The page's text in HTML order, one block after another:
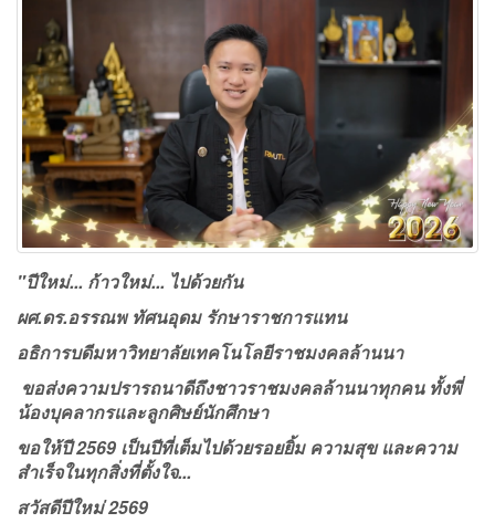
"ปีใหม่... ก้าวใหม่... ไปด้วยกัน
ผศ.ดร.อรรณพ ทัศนอุดม รักษาราชการแทน
อธิการบดีมหาวิทยาลัยเทคโนโลยีราชมงคลล้านนา
ขอส่งความปรารถนาดีถึงชาวราชมงคลล้านนาทุกคน ทั้งพี่
น้องบุคลากรและลูกศิษย์นักศึกษา
ขอให้ปี 2569 เป็นปีที่เต็มไปด้วยรอยยิ้ม ความสุข และความ
สำเร็จในทุกสิ่งที่ตั้งใจ...
สวัสดีปีใหม่ 2569